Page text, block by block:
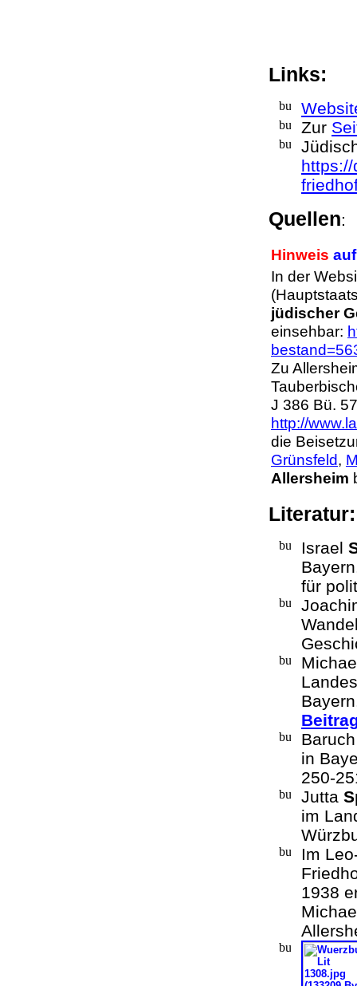
Links:
Zur
Quellen
Hinweis
In der
jüdischer
einsehbar:
Zu
J 386 Bü.
http://
die
Grünsfeld,
Allersheim
Israel
für
in
250-
Jutta
im
Im
1938